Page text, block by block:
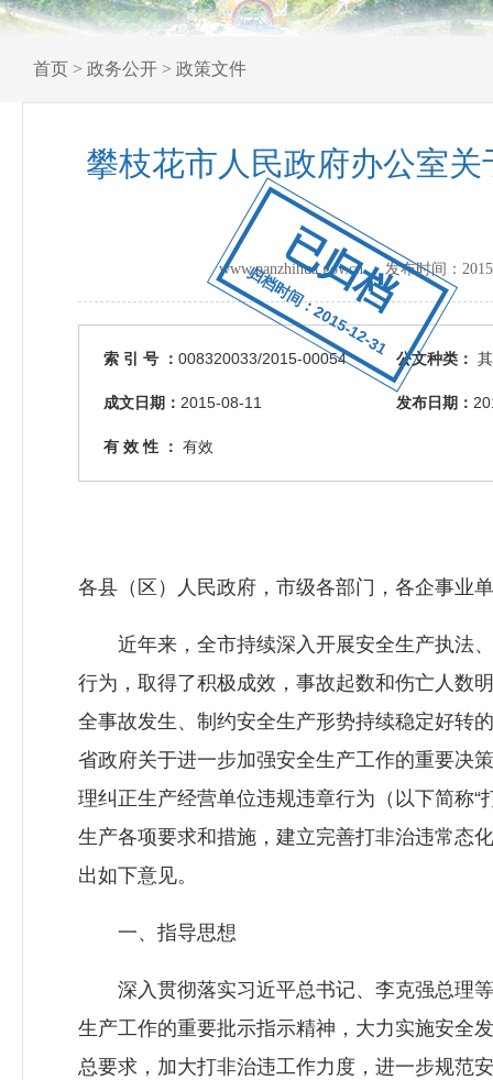
已归档
归档时间：2015-12-31
首页 > 政务公开 > 政策文件
攀枝花市人民政府办公室
www.panzhihua.gov.cn 发布时间：
索 引 号 ： 008320033/2015-00054 公文种类：
成文日期： 2015-08-11 发布日期：
有 效 性 ： 有效
各县（区）人民政府，市级各部门，各企事业
近年来，全市持续深入开展安全生产执法、
行为，取得了积极成效，事故起数和伤亡人数
全事故发生、制约安全生产形势持续稳定好转
省政府关于进一步加强安全生产工作的重要决
理纠正生产经营单位违规违章行为（以下简称
生产各项要求和措施，建立完善打非治违常态
出如下意见。
一、指导思想
深入贯彻落实习近平总书记、李克强总理等
生产工作的重要批示指示精神，大力实施安全
总要求，加大打非治违工作力度，进一步规范